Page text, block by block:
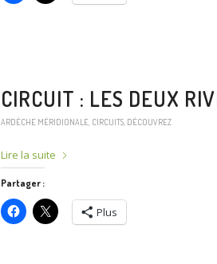
CIRCUIT : LES DEUX
ARDÈCHE MÉRIDIONALE CIRCUITS DÉCOUVREZ
Lire la suite
Partager :
Plus